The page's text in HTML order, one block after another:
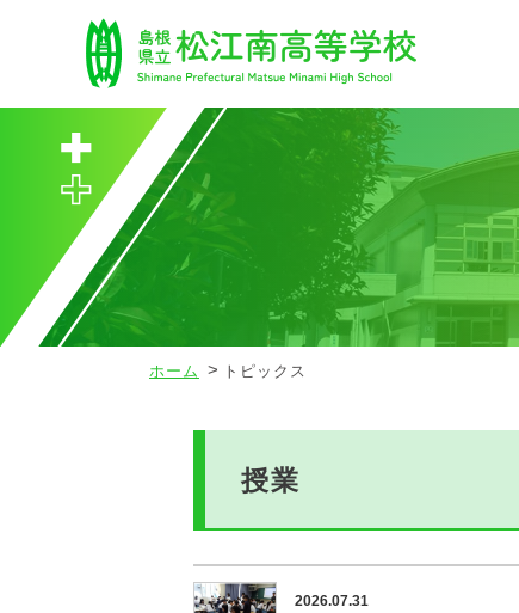
ホーム トピックス
授業
2026.07.31